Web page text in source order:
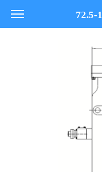
021-
联系我们
72.5-